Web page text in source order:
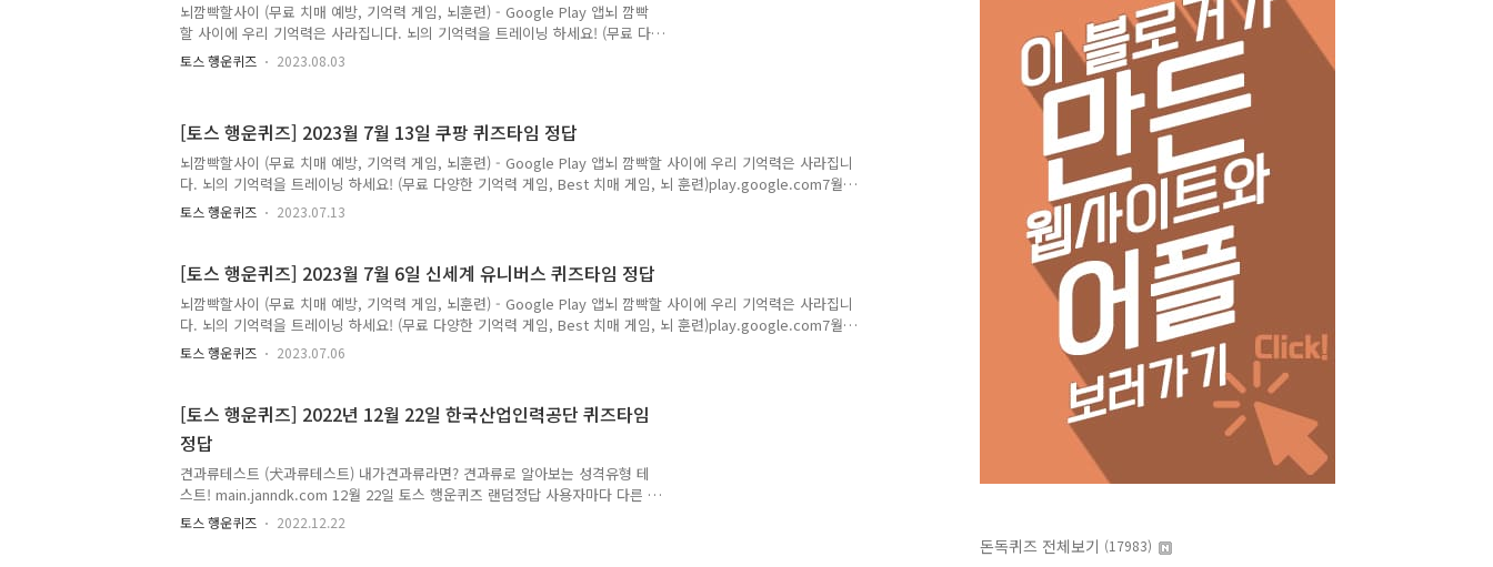
뇌깜빡할사이 (무료 치매 예방, 기억력 게임, 뇌훈련) - Google Play 앱뇌 깜빡
할 사이에 우리 기억력은 사라집니다. 뇌의 기억력을 트레이닝 하세요! (무료 다
양한 기억력 게임, Best 치매 게임, 뇌 훈련)play.google.com8월 3일 토스 행
운퀴즈 랜덤정답 사용자마다 다른 문제 출제로 랜덤퀴즈정답 공유합니다 Q. 유
포스팅해볼까 합니다. 앞으로 다양하고 많은 퀴즈 정답을 보다 손쉽게 알고 싶으
시다면, 구독 또는 즐겨찾기 추가를 권장합니다. 네이버나 다음에 돈독퀴즈를 검
색해주세요!! 토스행운퀴즈에 대해 더 자세히 알고싶으시다..
토스 행운퀴즈 2023.08.03
[토스 행운퀴즈] 2023월 7월 13일 쿠팡 퀴즈타임 정답
뇌깜빡할사이 (무료 치매 예방, 기억력 게임, 뇌훈련) - Google Play 앱뇌 깜빡할 사이에 우리 기억력은 사라집니
다. 뇌의 기억력을 트레이닝 하세요! (무료 다양한 기억력 게임, Best 치매 게임, 뇌 훈련)play.google.com7월
13일 토스 행운퀴즈 랜덤정답 사용자마다 다른 문제 출제로 랜덤퀴즈정답 공유합니다 Q. 쿠팡 와우 빅세일에서
OO 웰푸드 과자 라이브를 진행해요정답은 [ 롯데 ] Q. 쿠팡 OO빅세일에서 롯데 웰푸드 과자 라이브를 진행해요
양하고 많은 퀴즈 정답을 보다 손쉽게 알고 싶으시다면, 구독 또는 즐겨찾기 추가를 권장합니다. 네이버나 다음에
돈독퀴즈를 검색..
토스 행운퀴즈 2023.07.13
[토스 행운퀴즈] 2023월 7월 6일 신세계 유니버스 퀴즈타임 정답
뇌깜빡할사이 (무료 치매 예방, 기억력 게임, 뇌훈련) - Google Play 앱뇌 깜빡할 사이에 우리 기억력은 사라집니
다. 뇌의 기억력을 트레이닝 하세요! (무료 다양한 기억력 게임, Best 치매 게임, 뇌 훈련)play.google.com7월
6일 토스 행운퀴즈 랜덤정답 사용자마다 다른 문제 출제로 랜덤퀴즈정답 공유합니다 Q. 정답은 [ 대한항공 ]정답
은 [ 1 ]정답은 [ 5 ] 저는 토스 행운퀴즈의 정답을 최대한 빠르고 정확하게 포스팅해볼까 합니다. 앞으로 다양하고
즈를 검색해주세요!! 토스행운퀴즈에 대해 더 자세히 알고싶으시다면, ↓↓↓↓↓↓↓ 캐시워크퀴즈에 대해 더
자세히 알고싶으시..
토스 행운퀴즈 2023.07.06
[토스 행운퀴즈] 2022년 12월 22일 한국산업인력공단 퀴즈타임
정답
견과류테스트 (犬과류테스트) 내가견과류라면? 견과류로 알아보는 성격유형 테
스트! main.janndk.com 12월 22일 토스 행운퀴즈 랜덤정답 사용자마다 다른 문
제 출제로 랜덤퀴즈정답 공유합니다 Q. 10년 이상 산업체 현장 실무 숙련기술
경력이 있고 사회적으로 성공한 숙련기술인 중 매월 '이 달의 000 00 '을 선정하
토스 행운퀴즈 2022.12.22
돈독퀴즈 전체보기 (17983)